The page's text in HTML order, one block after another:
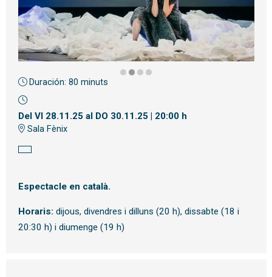
Diapositiva 2 de 4
Duración: 80 minuts
Del VI 28.11.25al DO 30.11.25| 20:00 h
Sala Fènix
Espectacle en català.
Horaris: dijous, divendres i dilluns (20 h), dissabte (18 i
20:30 h) i diumenge (19 h)